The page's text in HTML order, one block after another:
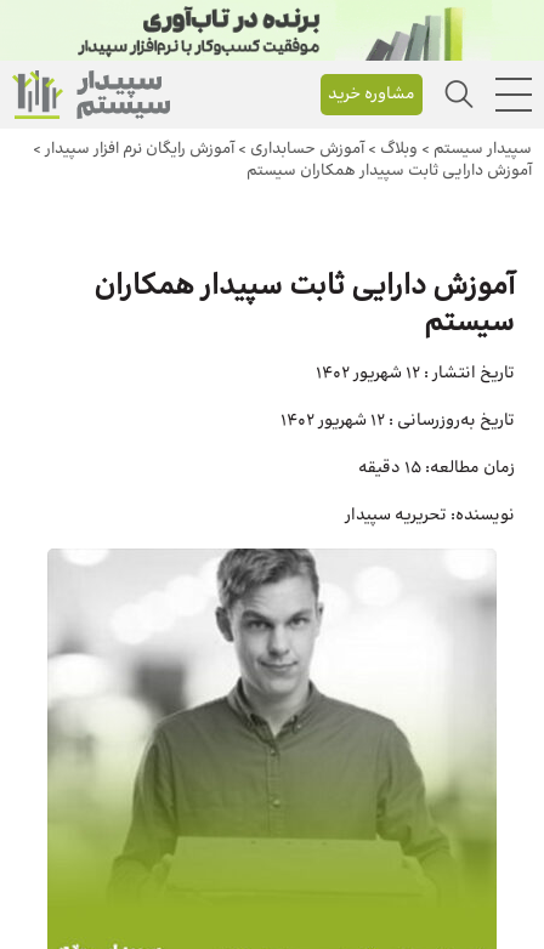
مشاوره خرید
سپیدار سیستم > وبلاگ >آموزش حسابداری >آموزش رایگان نرم افزار سپیدار>
آموزش دارایی ثابت سپیدار همکاران سیستم
آموزش دارایی ثابت سپیدار همکاران
سیستم
تاریخ انتشار : 12 شهریور 1402
تاریخ به‌روزرسانی : 12 شهریور 1402
زمان مطالعه: 15 دقیقه
نویسنده: تحریریه سپیدار